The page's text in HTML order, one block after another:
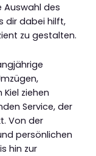
Auswahl des
dir dabei hilft,
zu gestalten.
ziehen
Service, der
Von der
persönlichen
hin zur